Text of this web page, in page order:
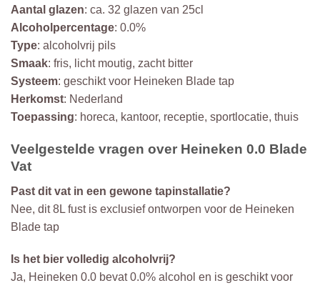
Aantal glazen: ca. 32 glazen van 25cl
Alcoholpercentage: 0.0%
Type: alcoholvrij pils
Smaak: fris, licht moutig, zacht bitter
Systeem: geschikt voor Heineken Blade tap
Herkomst: Nederland
Toepassing: horeca, kantoor, receptie, sportlocatie, thuis
Veelgestelde vragen over Heineken 0.0 Blade
Vat
Past dit vat in een gewone tapinstallatie?
Nee, dit 8L fust is exclusief ontworpen voor de Heineken
Blade tap
Is het bier volledig alcoholvrij?
Ja, Heineken 0.0 bevat 0.0% alcohol en is geschikt voor